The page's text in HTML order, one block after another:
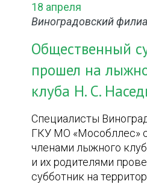
18 апреля
Виноградовский
Общественный
прошел на
клуба Н. С.
Специалисты
ГКУ МО «Мособллес»
членами лыжного
и их родителями
субботник на